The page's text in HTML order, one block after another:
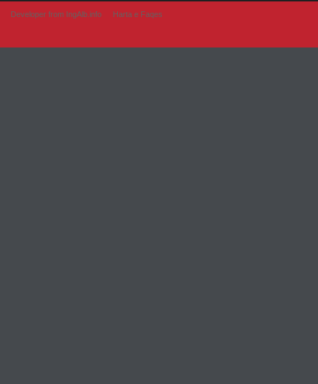
Developer from IngAlb.info Harta e Faqes